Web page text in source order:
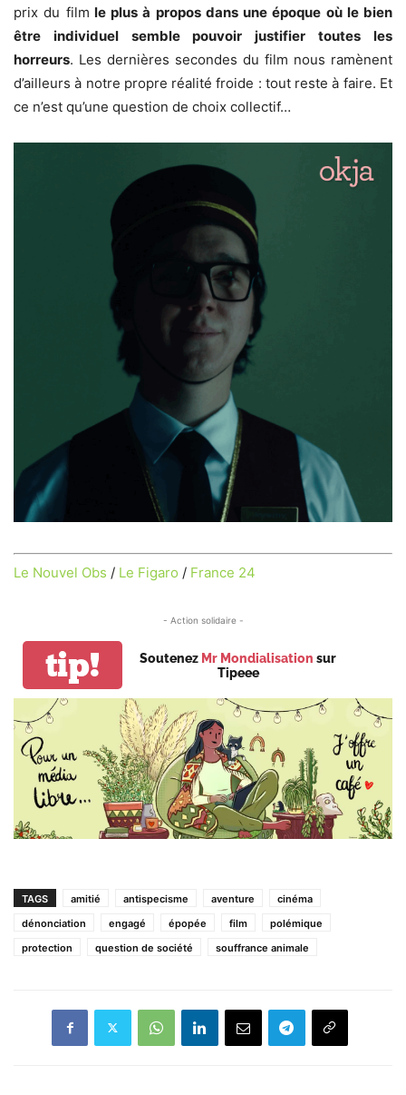
prix du film le plus à propos dans une époque où le bien
être individuel semble pouvoir justifier toutes les
horreurs. Les dernières secondes du film nous ramènent
d’ailleurs à notre propre réalité froide : tout reste à faire. Et
ce n’est qu’une question de choix collectif…
Le Nouvel Obs / Le Figaro / France 24
- Action solidaire -
tip! Soutenez Mr Mondialisation sur
Tipeee
TAGS amitié antispecisme aventure
cinéma
dénonciation
engagé épopée film
polémique
protection
question de société souffrance animale